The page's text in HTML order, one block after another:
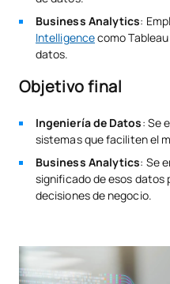
Business Analytics:
Intelligencecomo Tableau
datos.
Objetivo final
Ingeniería de Datos: Se
sistemas que faciliten el
Business Analytics: Se
significado de esos datos
decisiones de negocio.